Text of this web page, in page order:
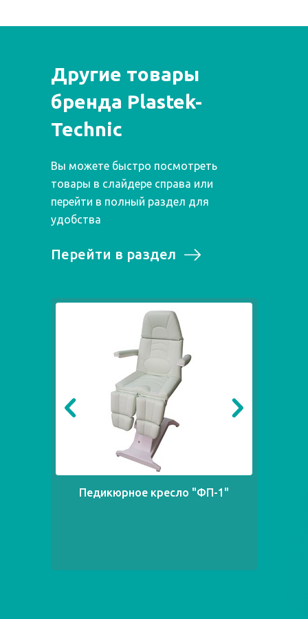
Другие товары
бренда Plastek-
Technic
Вы можете быстро посмотреть
товары в слайдере справа или
перейти в полный раздел для
удобства
Перейти в раздел
Педикюрное кресло "ФП-1"